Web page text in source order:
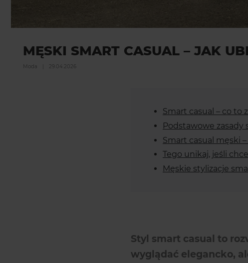
MĘSKI SMART CASUAL – JAK
Moda 29.04.2026
Smart casual – co to
Podstawowe zasady
Smart casual męski
Tego unikaj, jeśli
Męskie stylizacje
Styl smart casual to
wyglądać elegancko,